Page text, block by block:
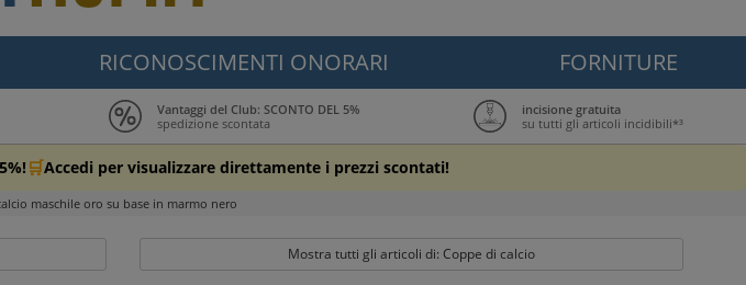
RICONOSCIMENTI ONORARI FORNITURE
Vantaggi del Club: SCONTO DEL 5%
spedizione scontata
incisione gratuita
su tutti gli articoli incidibili*³
🛒Accedi per visualizzare direttamente i prezzi scontati!
maschile oro su base in marmo nero
Mostra tutti gli articoli di: Coppe di calcio